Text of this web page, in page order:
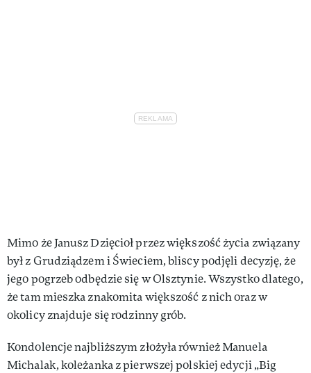
Mimo że Janusz Dzięcioł przez większość życia związany
był z Grudziądzem i Świeciem, bliscy podjęli decyzję, że
jego pogrzeb odbędzie się w Olsztynie. Wszystko dlatego,
że tam mieszka znakomita większość z nich oraz w
okolicy znajduje się rodzinny grób.
Kondolencje najbliższym złożyła również Manuela
Michalak, koleżanka z pierwszej polskiej edycji „Big